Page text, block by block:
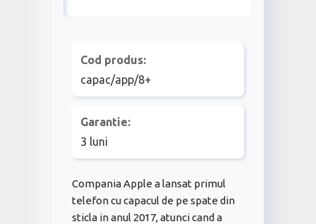
Cod produs:
capac/app/8+
Garantie:
3 luni
Compania Apple a lansat primul
telefon cu capacul de pe spate din
sticla in anul 2017, atunci cand a